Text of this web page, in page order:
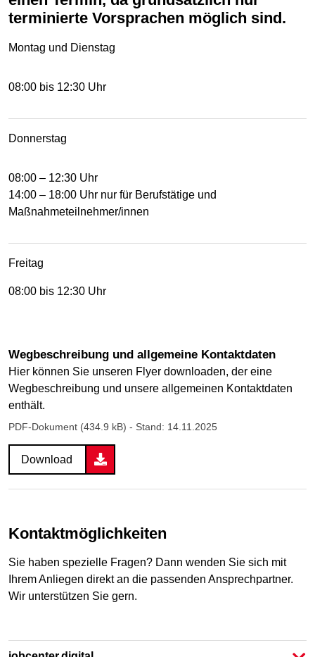
terminierte Vorsprachen möglich sind.
Montag und Dienstag
08:00 bis 12:30 Uhr
Donnerstag
08:00 – 12:30 Uhr
14:00 – 18:00 Uhr nur für Berufstätige und
Maßnahmeteilnehmer/innen
Freitag
08:00 bis 12:30 Uhr
Wegbeschreibung und allgemeine Kontaktdaten
Hier können Sie unseren Flyer downloaden, der eine
Wegbeschreibung und unsere allgemeinen Kontaktdaten
enthält.
PDF-Dokument (434.9 kB) - Stand: 14.11.2025
Download
Kontaktmöglichkeiten
Sie haben spezielle Fragen? Dann wenden Sie sich mit
Ihrem Anliegen direkt an die passenden Ansprechpartner.
Wir unterstützen Sie gern.